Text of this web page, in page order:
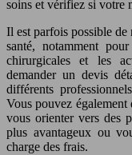
soins et vérifiez si votre
Il est parfois possible de
santé, notamment
chirurgicales et les
demander un devis
différents
Vous pouvez
vous orienter vers des
plus avantageux ou
charge des frais.